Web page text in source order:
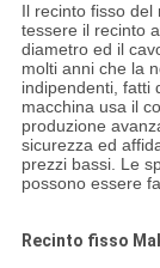
Il recinto fisso del
tessere il recinto
diametro ed il
molti anni che la
indipendenti, fatti
macchina usa il
produzione
sicurezza ed
prezzi bassi. Le
possono essere
Recinto fisso